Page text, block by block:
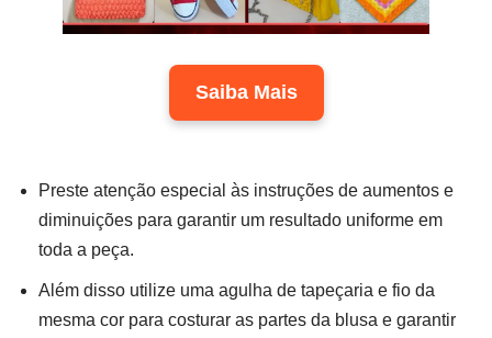
Saiba Mais
Preste atenção especial às instruções de aumentos e
diminuições para garantir um resultado uniforme em
toda a peça.
Além disso utilize uma agulha de tapeçaria e fio da
mesma cor para costurar as partes da blusa e garantir